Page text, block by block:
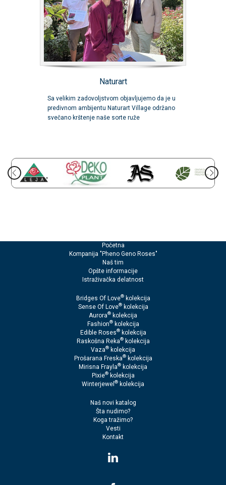
Naturart
Sa velikim zadovoljstvom objavljujemo da je u
predivnom ambijentu Naturart Village održano
svečano krštenje naše sorte ruže
Početna
Kompanija "Pheno Geno Roses"
Naš tim
Opšte informacije
Istraživačka delatnost
Bridges Of Love®kolekcija
Sense Of Love®kolekcija
Aurora® kolekcija
Fashion®kolekcija
Edible Roses®kolekcija
Raskošna Reka®kolekcija
Vaza® kolekcija
Prošarana Freska®kolekcija
Mirisna Frayla® kolekcija
Pixie®kolekcija
Winterjewel ® kolekcija
Naš novi katalog
Šta nudimo?
Koga tražimo?
Vesti
Kontakt